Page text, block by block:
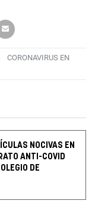
CORONAVIRUS EN
NOCIVAS EN
ANTI-COVID
DE